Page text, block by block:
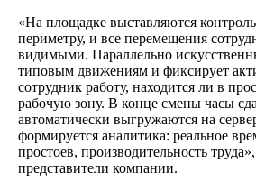
«На площадке выставляются
периметру, и все перемещения
видимыми. Параллельно
типовым движениям и фиксирует
сотрудник работу, находится ли в
рабочую зону. В конце смены часы
автоматически выгружаются на
формируется аналитика: реальное
простоев, производительность
представители компании.